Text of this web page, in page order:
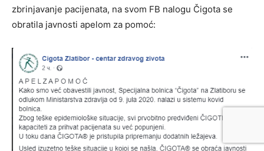
zbrinjavanje pacijenata, na svom FB nalogu Čigota se
obratila javnosti apelom za pomoć: